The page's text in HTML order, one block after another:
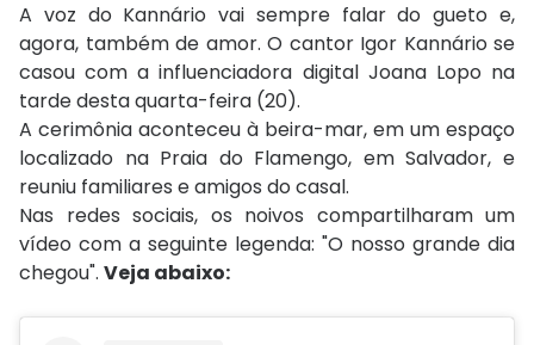
A voz do Kannário vai sempre falar do gueto e,
agora, também de amor. O cantor Igor Kannário se
casou com a influenciadora digital Joana Lopo na
tarde desta quarta-feira (20).
A cerimônia aconteceu à beira-mar, em um espaço
localizado na Praia do Flamengo, em Salvador, e
reuniu familiares e amigos do casal.
Nas redes sociais, os noivos compartilharam um
vídeo com a seguinte legenda: "O nosso grande dia
chegou". Veja abaixo: